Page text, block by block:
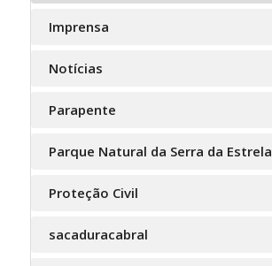
Imprensa
Notícias
Parapente
Parque Natural da Serra da Estrela
Proteção Civil
sacaduracabral